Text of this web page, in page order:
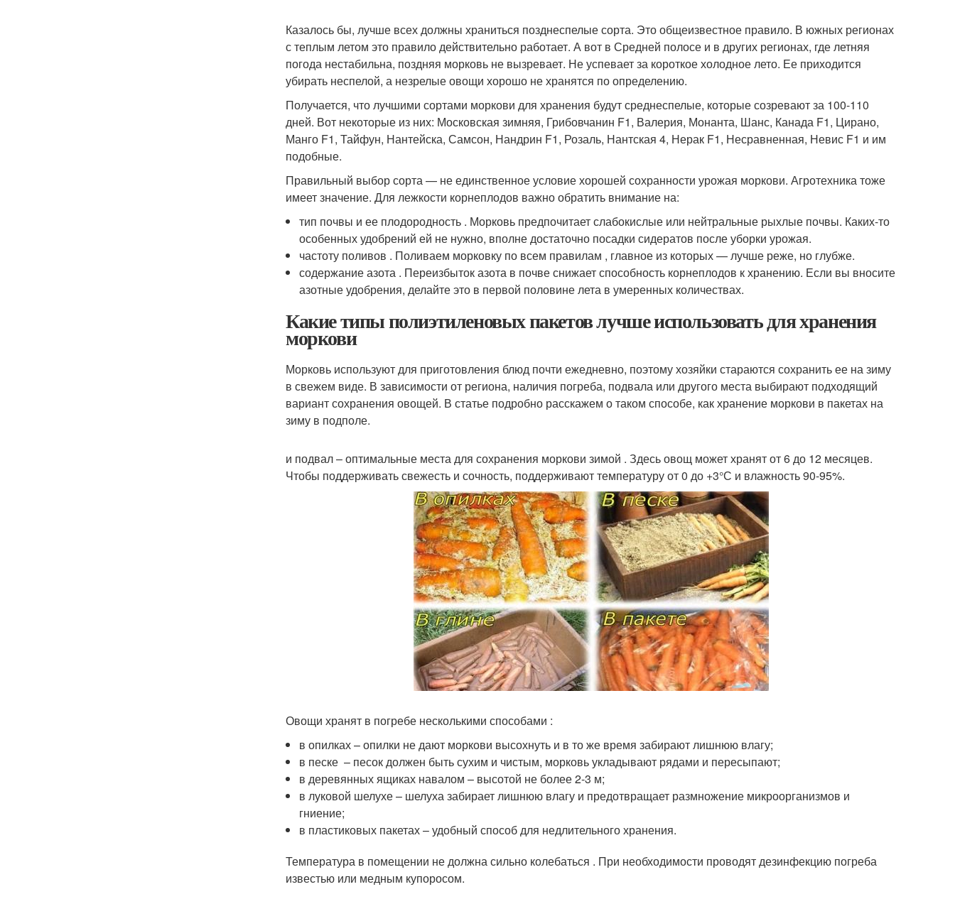
Казалось бы, лучше всех должны храниться позднеспелые сорта. Это общеизвестное правило. В южных регионах
с теплым летом это правило действительно работает. А вот в Средней полосе и в других регионах, где летняя
погода нестабильна, поздняя морковь не вызревает. Не успевает за короткое холодное лето. Ее приходится
убирать неспелой, а незрелые овощи хорошо не хранятся по определению.
Получается, что лучшими сортами моркови для хранения будут среднеспелые, которые созревают за 100-110
дней. Вот некоторые из них: Московская зимняя, Грибовчанин F1, Валерия, Монанта, Шанс, Канада F1, Цирано,
Манго F1, Тайфун, Нантейска, Самсон, Нандрин F1, Розаль, Нантская 4, Нерак F1, Несравненная, Невис F1 и им
подобные.
Правильный выбор сорта — не единственное условие хорошей сохранности урожая моркови. Агротехника тоже
имеет значение. Для лежкости корнеплодов важно обратить внимание на:
тип почвы и ее плодородность . Морковь предпочитает слабокислые или нейтральные рыхлые почвы. Каких-то
особенных удобрений ей не нужно, вполне достаточно посадки сидератов после уборки урожая.
частоту поливов . Поливаем морковку по всем правилам , главное из которых — лучше реже, но глубже.
содержание азота . Переизбыток азота в почве снижает способность корнеплодов к хранению. Если вы вносите
азотные удобрения, делайте это в первой половине лета в умеренных количествах.
Какие типы полиэтиленовых пакетов лучше использовать для хранения
моркови
Морковь используют для приготовления блюд почти ежедневно, поэтому хозяйки стараются сохранить ее на зиму
в свежем виде. В зависимости от региона, наличия погреба, подвала или другого места выбирают подходящий
вариант сохранения овощей. В статье подробно расскажем о таком способе, как хранение моркови в пакетах на
зиму в подполе.
и подвал – оптимальные места для сохранения моркови зимой . Здесь овощ может хранят от 6 до 12 месяцев.
Чтобы поддерживать свежесть и сочность, поддерживают температуру от 0 до +3°С и влажность 90-95%.
Овощи хранят в погребе несколькими способами :
в опилках – опилки не дают моркови высохнуть и в то же время забирают лишнюю влагу;
в песке – песок должен быть сухим и чистым, морковь укладывают рядами и пересыпают;
в деревянных ящиках навалом – высотой не более 2-3 м;
в луковой шелухе – шелуха забирает лишнюю влагу и предотвращает размножение микроорганизмов и
гниение;
в пластиковых пакетах – удобный способ для недлительного хранения.
Температура в помещении не должна сильно колебаться . При необходимости проводят дезинфекцию погреба
известью или медным купоросом.